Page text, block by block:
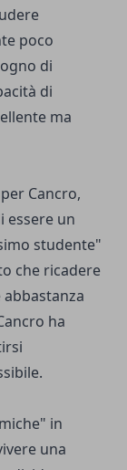
poco
di
di
ma
Cancro,
essere un
studente"
che ricadere
ha
in
una